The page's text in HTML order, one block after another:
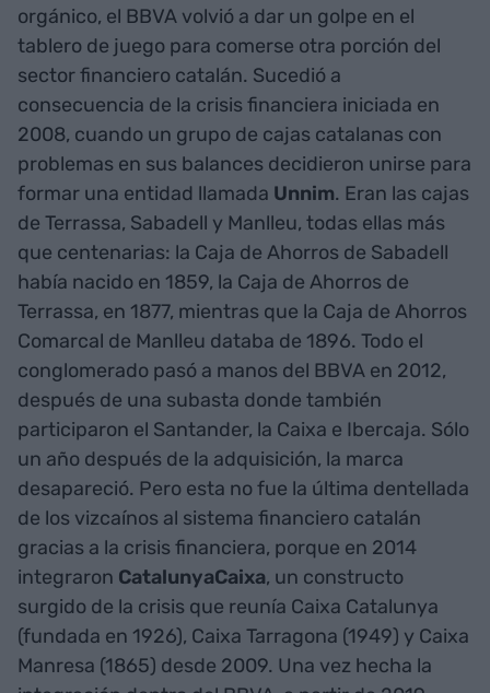
orgánico, el BBVA volvió a dar un golpe en el
tablero de juego para comerse otra porción del
sector financiero catalán. Sucedió a
consecuencia de la crisis financiera iniciada en
2008, cuando un grupo de cajas catalanas con
problemas en sus balances decidieron unirse para
formar una entidad llamada Unnim. Eran las cajas
de Terrassa, Sabadell y Manlleu, todas ellas más
que centenarias: la Caja de Ahorros de Sabadell
había nacido en 1859, la Caja de Ahorros de
Terrassa, en 1877, mientras que la Caja de Ahorros
Comarcal de Manlleu databa de 1896. Todo el
conglomerado pasó a manos del BBVA en 2012,
después de una subasta donde también
participaron el Santander, la Caixa e Ibercaja. Sólo
un año después de la adquisición, la marca
desapareció. Pero esta no fue la última dentellada
de los vizcaínos al sistema financiero catalán
gracias a la crisis financiera, porque en 2014
integraron CatalunyaCaixa, un constructo
surgido de la crisis que reunía Caixa Catalunya
(fundada en 1926), Caixa Tarragona (1949) y Caixa
Manresa (1865) desde 2009. Una vez hecha la